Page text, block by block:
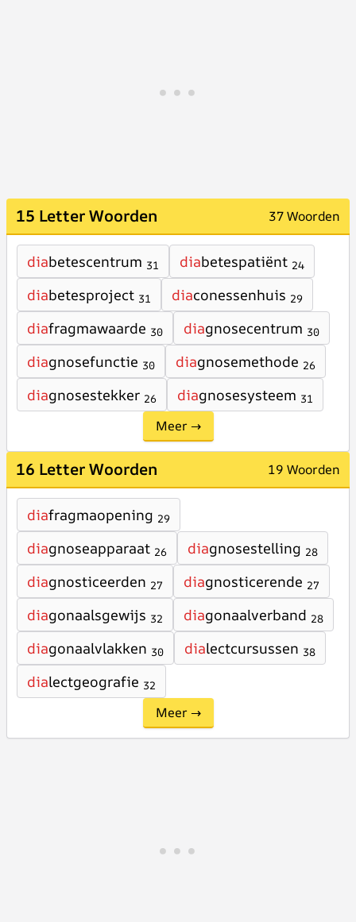
15 Letter Woorden 37 Woorden
diabetescentrum 31 diabetespatiënt 24
diabetesproject 31 diaconessenhuis 29
diafragmawaarde 30 diagnosecentrum 30
diagnosefunctie 30 diagnosemethode 26
diagnosestekker 26 diagnosesysteem 31
Meer →
16 Letter Woorden 19 Woorden
diafragmaopening 29
diagnoseapparaat 26 diagnosestelling 28
diagnosticeerden 27 diagnosticerende 27
diagonaalsgewijs 32 diagonaalverband 28
diagonaalvlakken 30 dialectcursussen 38
dialectgeografie 32
Meer →